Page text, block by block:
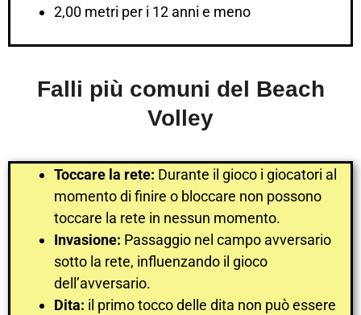
2,00 metri per i 12 anni e meno
Falli più comuni del Beach
Volley
Toccare la rete: Durante il gioco i giocatori al
momento di finire o bloccare non possono
toccare la rete in nessun momento.
Invasione: Passaggio nel campo avversario
sotto la rete, influenzando il gioco
dell’avversario.
Dita: il primo tocco delle dita non può essere